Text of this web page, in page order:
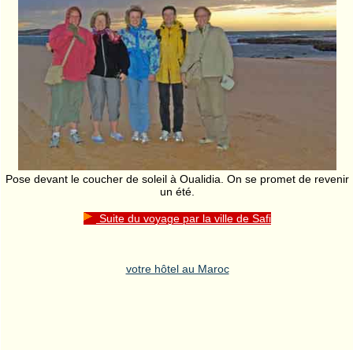
Pose devant le coucher de soleil à Oualidia. On se promet de revenir
un été.
Suite du voyage par la ville de Safi
votre hôtel au Maroc